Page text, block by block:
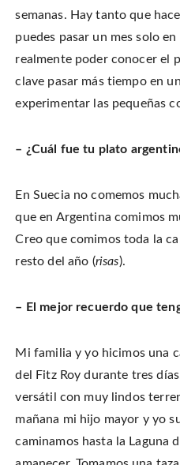
semanas. Hay tanto que
puedes pasar un mes solo
realmente poder conocer el
clave pasar más tiempo en
experimentar las pequeñas
– ¿Cuál fue tu plato
En Suecia no comemos
que en Argentina comimos
Creo que comimos toda la
resto del año (risas).
– El mejor recuerdo que
Mi familia y yo hicimos una
del Fitz Roy durante tres
versátil con muy lindos
mañana mi hijo mayor y yo
caminamos hasta la Laguna